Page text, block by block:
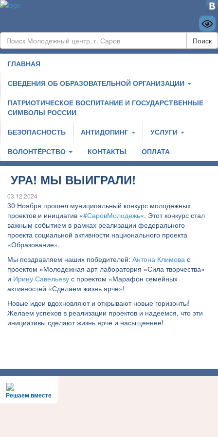
Поиск
ГЛАВНАЯ
СВЕДЕНИЯ ОБ ОБРАЗОВАТЕЛЬНОЙ ОРГАНИЗАЦИИ
ПАТРИОТИЧЕСКОЕ ВОСПИТАНИЕ И ГОСУДАРСТВЕННЫЕ
СИМВОЛЫ РОССИИ
БЕЗОПАСНОСТЬ
АНТИДОПИНГ
УСЛУГИ
ВОЛОНТЁРСТВО
КОНТАКТЫ ОПЛАТА
УРА! МЫ ВЫИГРАЛИ!
03.12.2024
30 Ноября прошел муниципальный конкурс молодежных
проектов и инициатив «#СаровМолодежь«. Этот конкурс стал
важным событием в рамках реализации федерального
проекта социальной активности национального проекта
«Образование».
Мы поздравляем наших победителей: Антона Климова с
проектом «Молодежная арт-лаборатория «Сила творчества»
и Ирину Савельеву с проектом «Марафон семейных
активностей «Сделаем жизнь ярче»!
Новые идеи вдохновляют и открывают новые горизонты!
Желаем успехов в реализации проектов и надеемся, что эти
инициативы сделают жизнь ярче и насыщеннее!
Решаем вместе